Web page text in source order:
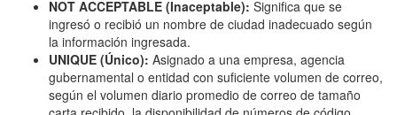
NOT ACCEPTABLE (Inaceptable): Significa que se
ingresó o recibió un nombre de ciudad inadecuado según
la información ingresada.
UNIQUE (Único): Asignado a una empresa, agencia
gubernamental o entidad con suficiente volumen de correo,
según el volumen diario promedio de correo de tamaño